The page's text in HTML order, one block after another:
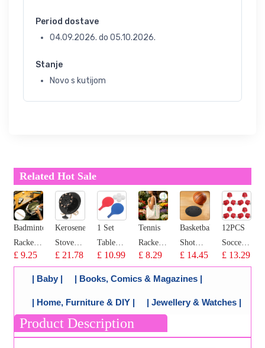
Period dostave
04.09.2026. do 05.10.2026.
Stanje
Novo s kutijom